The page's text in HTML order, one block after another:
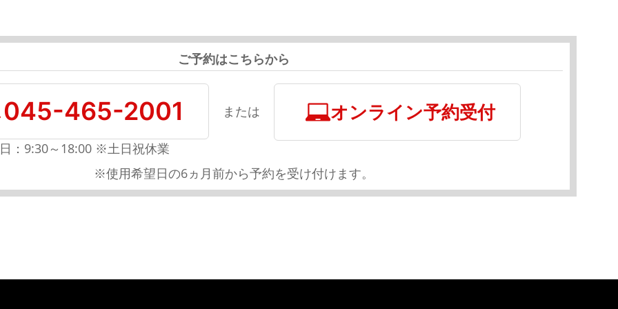
ご予約はこちらから
045-465-2001
：9:30～18:00 ※土日祝休業
または オンライン予約受付
※使用希望日の6ヵ月前から予約を受け付けます。